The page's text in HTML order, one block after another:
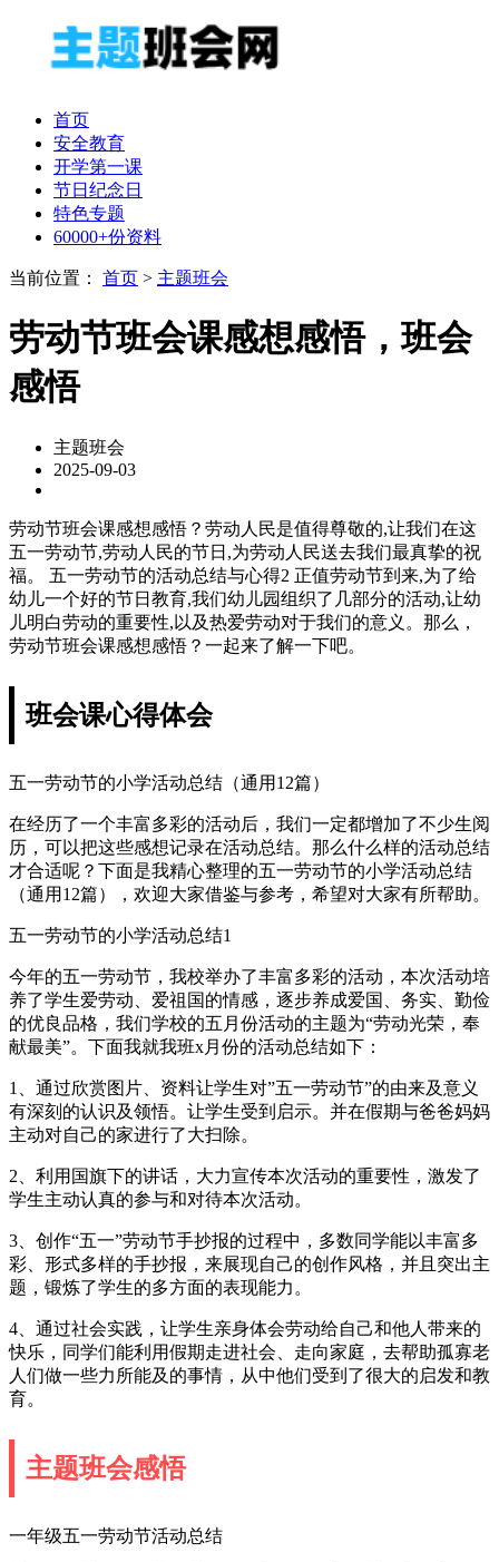
首页
安全教育
开学第一课
节日纪念日
特色专题
60000+份资料
当前位置： 首页 > 主题班会
劳动节班会课感想感悟，班会
感悟
主题班会
2025-09-03
劳动节班会课感想感悟？劳动人民是值得尊敬的,让我们在这
五一劳动节,劳动人民的节日,为劳动人民送去我们最真挚的祝
福。 五一劳动节的活动总结与心得2 正值劳动节到来,为了给
幼儿一个好的节日教育,我们幼儿园组织了几部分的活动,让幼
儿明白劳动的重要性,以及热爱劳动对于我们的意义。那么，
劳动节班会课感想感悟？一起来了解一下吧。
班会课心得体会
五一劳动节的小学活动总结（通用12篇）
在经历了一个丰富多彩的活动后，我们一定都增加了不少生阅
历，可以把这些感想记录在活动总结。那么什么样的活动总结
才合适呢？下面是我精心整理的五一劳动节的小学活动总结
（通用12篇），欢迎大家借鉴与参考，希望对大家有所帮助。
五一劳动节的小学活动总结1
今年的五一劳动节，我校举办了丰富多彩的活动，本次活动培
养了学生爱劳动、爱祖国的情感，逐步养成爱国、务实、勤俭
的优良品格，我们学校的五月份活动的主题为“劳动光荣，奉
献最美”。下面我就我班x月份的活动总结如下：
1、通过欣赏图片、资料让学生对”五一劳动节”的由来及意义
有深刻的认识及领悟。让学生受到启示。并在假期与爸爸妈妈
主动对自己的家进行了大扫除。
2、利用国旗下的讲话，大力宣传本次活动的重要性，激发了
学生主动认真的参与和对待本次活动。
3、创作“五一”劳动节手抄报的过程中，多数同学能以丰富多
彩、形式多样的手抄报，来展现自己的创作风格，并且突出主
题，锻炼了学生的多方面的表现能力。
4、通过社会实践，让学生亲身体会劳动给自己和他人带来的
快乐，同学们能利用假期走进社会、走向家庭，去帮助孤寡老
人们做一些力所能及的事情，从中他们受到了很大的启发和教
育。
主题班会感悟
一年级五一劳动节活动总结